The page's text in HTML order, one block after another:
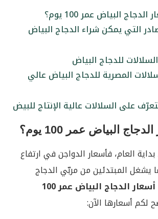
البياض عمر 100 يوم؟
التي يمكن شراء الدجاج البياض
للدجاج البياض
المصرية للدجاج البياض عالي
على السلالات عالية الإنتاج للبيض
البياض عمر 100 يوم؟
العام، فأسعار الدواجن في ارتفاع
يشغل المبتدئين من مربّي الدجاج
أسعار الدجاج البياض عمر 100
لكم أسعارها الآن: